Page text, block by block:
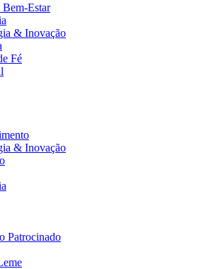
Bem-Estar
& Inovação
Fé
& Inovação
Patrocinado